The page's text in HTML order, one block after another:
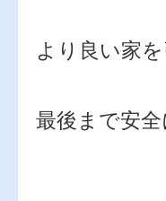
より良い家
最後まで安全